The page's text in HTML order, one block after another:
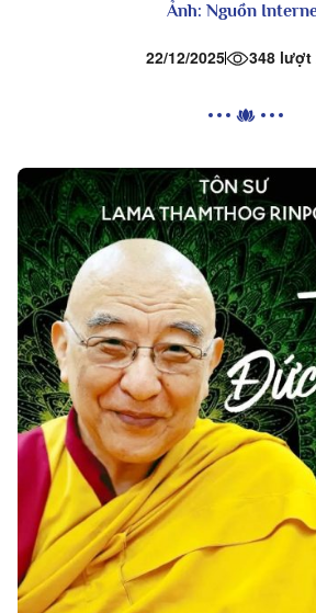
Ảnh: Nguồn
22/12/2025 348 lượt